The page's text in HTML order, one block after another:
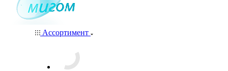
Ассортимент